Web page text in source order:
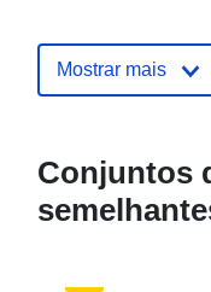
Mostrar mais
Conjuntos